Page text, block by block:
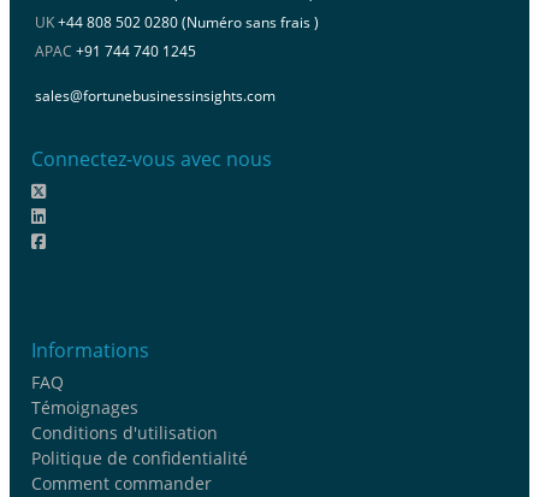
UK+44 808 502 0280 (Numéro sans frais )
APAC +91 744 740 1245
sales@fortunebusinessinsights.com
Connectez-vous avec nous
Informations
FAQ
Témoignages
Conditions d'utilisation
Politique de confidentialité
Comment commander